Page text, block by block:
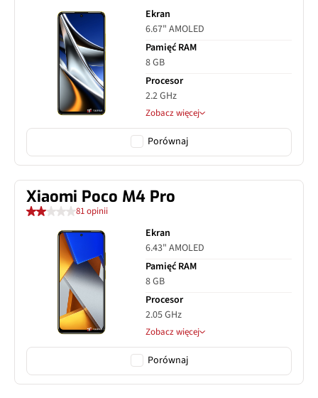
Ekran
6.67" AMOLED
Pamięć RAM
8 GB
Procesor
2.2 GHz
Zobacz więcej
Porównaj
Xiaomi Poco M4 Pro
81 opinii
Ekran
6.43" AMOLED
Pamięć RAM
8 GB
Procesor
2.05 GHz
Zobacz więcej
Porównaj